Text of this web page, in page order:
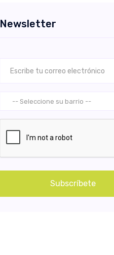
Newsletter
Subscríbete